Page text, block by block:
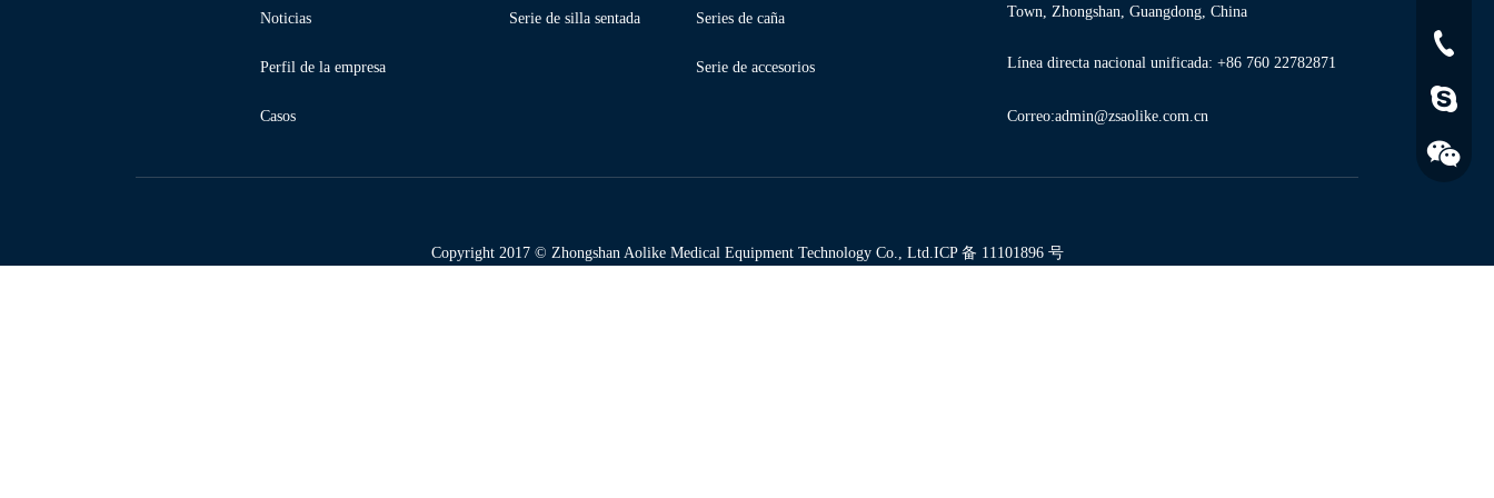
Noticias
Perfil de la empresa
Casos
Serie de silla sentada Series de caña
Serie de accesorios
Town, Zhongshan, Guangdong, China
Línea directa nacional unificada: +86 760 22782871
Correo:admin@zsaolike.com.cn
+86 760
Copyright 2017 © Zhongshan Aolike Medical Equipment Technology Co., Ltd.ICP 备 11101896 号